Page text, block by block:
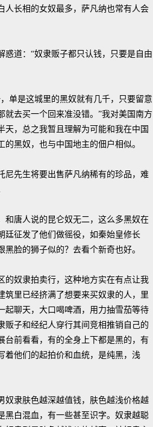
人长相的女奴最多，萨凡纳也常有人会
道：“奴隶贩子都只认钱，只要是自由
是这城里的黑奴就有几千，只要留意
去买一个回来准没错。”我对美国南方
，总之我暂且理解为可能和我在中国
黑奴，也与中国地主的佃户相似。
先生将要出售萨凡纳稀有的珍品，难
唐人说的昆仑奴无二，这么多黑奴在
廷征发了他们做徭役，如秦始皇修长
脸的狮子似的？去看个新奇也好。
奴隶拍卖行，这种地方实在有点让我
筑里已经挤满了想要来买奴隶的人，里
起聊天，大口喝啤酒，用力抽雪茄等待
贩子和经纪人穿行其间竞相推销自己的
台前看看，有的全身上下都是黑的，有
着他们的起拍价和血统，是纯黑，浅
隶肤色越深越值钱，肤色越浅价格越
黑白混血，有一些甚至识字。奴隶越聪